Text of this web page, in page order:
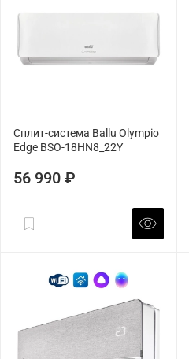
Сплит-система Ballu Olympio
Edge BSO-18HN8_22Y
56 990 ₽